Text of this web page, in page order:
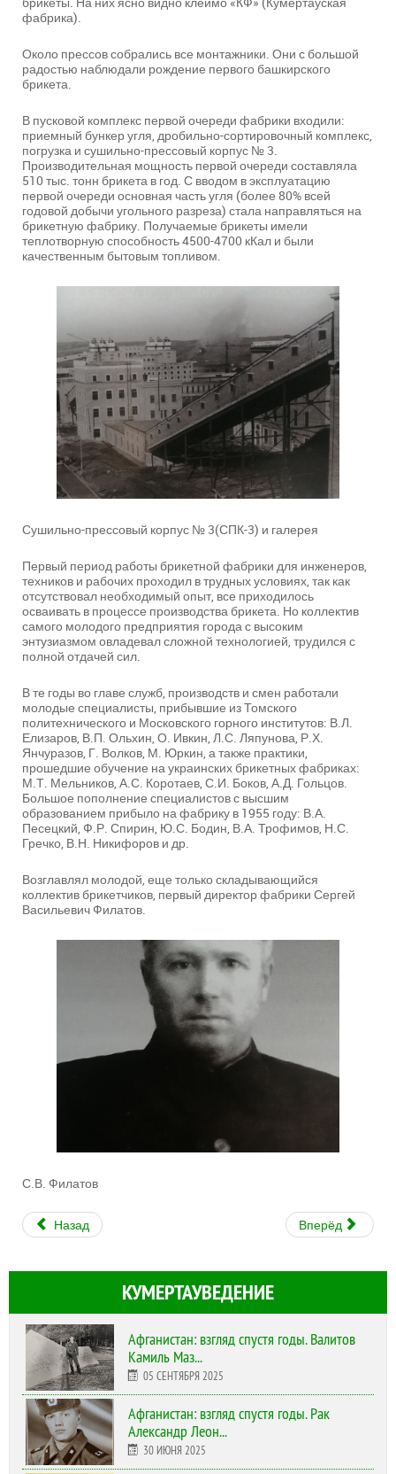
фабрика).
Около прессов собрались все монтажники. Они с большой
радостью наблюдали рождение первого башкирского
брикета.
В пусковой комплекс первой очереди фабрики входили:
приемный бункер угля, дробильно-сортировочный комплекс,
погрузка и сушильно-прессовый корпус № 3.
Производительная мощность первой очереди составляла
510 тыс. тонн брикета в год. С вводом в эксплуатацию
первой очереди основная часть угля (более 80% всей
годовой добычи угольного разреза) стала направляться на
брикетную фабрику. Получаемые брикеты имели
теплотворную способность 4500-4700 кКал и были
качественным бытовым топливом.
Сушильно-прессовый корпус № 3(СПК-3) и галерея
Первый период работы брикетной фабрики для инженеров,
техников и рабочих проходил в трудных условиях, так как
отсутствовал необходимый опыт, все приходилось
осваивать в процессе производства брикета. Но коллектив
самого молодого предприятия города с высоким
энтузиазмом овладевал сложной технологией, трудился с
полной отдачей сил.
В те годы во главе служб, производств и смен работали
молодые специалисты, прибывшие из Томского
политехнического и Московского горного институтов: В.Л.
Елизаров, В.П. Ольхин, О. Ивкин, Л.С. Ляпунова, Р.Х.
Янчуразов, Г. Волков, М. Юркин, а также практики,
прошедшие обучение на украинских брикетных фабриках:
М.Т. Мельников, А.С. Коротаев, С.И. Боков, А.Д. Гольцов.
Большое пополнение специалистов с высшим
образованием прибыло на фабрику в 1955 году: В.А.
Песецкий, Ф.Р. Спирин, Ю.С. Бодин, В.А. Трофимов, Н.С.
Гречко, В.Н. Никифоров и др.
Возглавлял молодой, еще только складывающийся
коллектив брикетчиков, первый директор фабрики Сергей
Васильевич Филатов.
С.В. Филатов
Назад Вперёд
КУМЕРТАУВЕДЕНИЕ
Афганистан: взгляд спустя годы. Валитов
Камиль Маз...
05 СЕНТЯБРЯ 2025
Афганистан: взгляд спустя годы. Рак
Александр Леон...
30 ИЮНЯ 2025